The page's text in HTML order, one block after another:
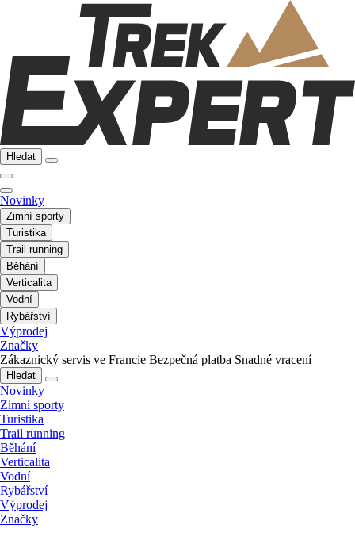
Hledat
Novinky
Zimní sporty
Turistika
Trail running
Běhání
Verticalita
Vodní
Rybářství
Výprodej
Značky
Zákaznický servis ve Francie Bezpečná platba Snadné vracení
Hledat
Novinky
Zimní sporty
Turistika
Trail running
Běhání
Verticalita
Vodní
Rybářství
Výprodej
Značky